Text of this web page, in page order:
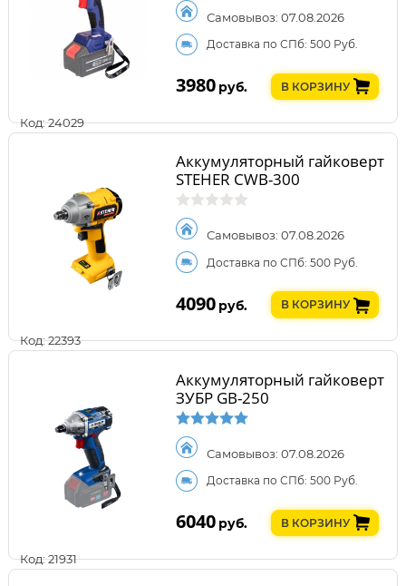
Код: 24029
Самовывоз: 07.08.2026
Доставка по СПб: 500 Руб.
3980 руб. В КОРЗИНУ
Код: 22393
Аккумуляторный гайковерт
STEHER CWB-300
Самовывоз: 07.08.2026
Доставка по СПб: 500 Руб.
4090 руб. В КОРЗИНУ
Код: 21931
Аккумуляторный гайковерт
ЗУБР GB-250
Самовывоз: 07.08.2026
Доставка по СПб: 500 Руб.
6040 руб. В КОРЗИНУ